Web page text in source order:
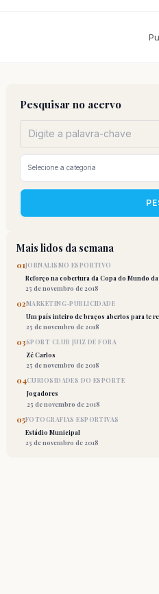
Pesquisar no acervo
Mais lidos da semana
01JORNALISMO ESPORTIVO
Reforço na cobertura da Copa do Mundo
25 de novembro de 2018
02MARKETING-PUBLICIDADE
Um país inteiro de braços abertos para te
25 de novembro de 2018
03SPORT CLUB JUIZ DE FORA
Zé Carlos
25 de novembro de 2018
04CURIOSIDADES DO ESPORTE
Jogadores
25 de novembro de 2018
05FOTOGRAFIAS ESPORTIVAS
Estádio Municipal
25 de novembro de 2018